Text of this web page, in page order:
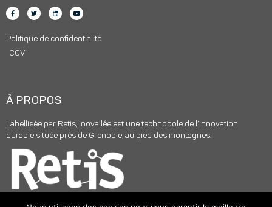
Politique de confidentialité
CGV
À PROPOS
Labellisée par Retis, inovallée est une technopole de l’innovation
durable située près de Grenoble, au pied des montagnes.